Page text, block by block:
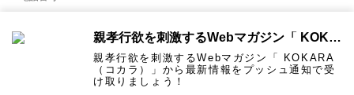
親孝行欲を刺激するWebマガジン「 KOKARA（コカラ）」から通知を受け取る
親孝行欲を刺激するWebマガジン「 KOKARA
（コカラ）」から最新情報をプッシュ通知で受
け取りましょう！